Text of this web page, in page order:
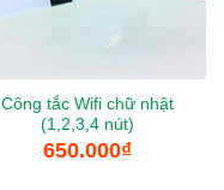
Công tắc Wifi chữ nhật
(1,2,3,4 nút)
650.000₫